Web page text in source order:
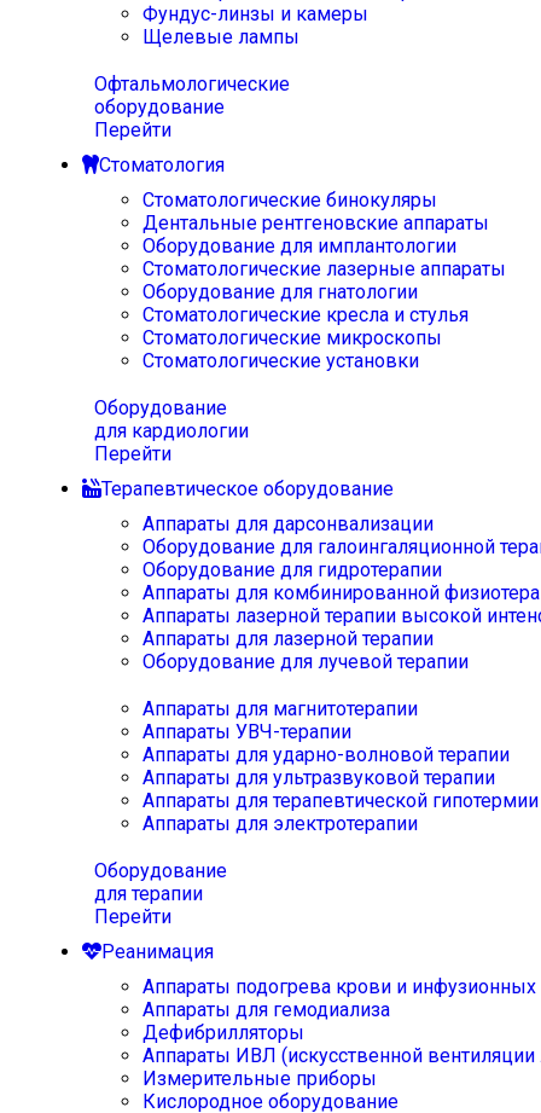
Фундус-линзы и камеры
Щелевые лампы
Офтальмологические
оборудование
Перейти
Стоматология
Стоматологические бинокуляры
Дентальные рентгеновские аппараты
Оборудование для имплантологии
Стоматологические лазерные аппараты
Оборудование для гнатологии
Стоматологические кресла и стулья
Стоматологические микроскопы
Стоматологические установки
Оборудование
для кардиологии
Перейти
Терапевтическое оборудование
Аппараты для дарсонвализации
Оборудование для галоингаляционной
Оборудование для гидротерапии
Аппараты для комбинированной
Аппараты лазерной терапии высокой
Аппараты для лазерной терапии
Оборудование для лучевой терапии
Аппараты для магнитотерапии
Аппараты УВЧ-терапии
Аппараты для ударно-волновой терапии
Аппараты для ультразвуковой терапии
Аппараты для терапевтической
Аппараты для электротерапии
Оборудование
для терапии
Перейти
Реанимация
Аппараты подогрева крови и инфузионных
Аппараты для гемодиализа
Дефибрилляторы
Аппараты ИВЛ (искусственной вентиляции
Измерительные приборы
Кислородное оборудование